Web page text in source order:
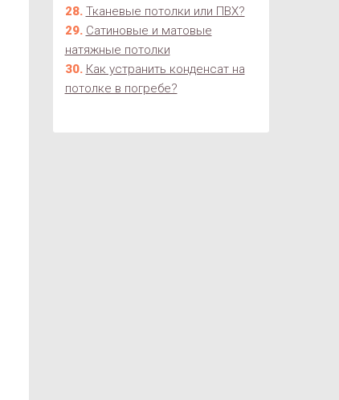
Тканевые потолки или ПВХ?
Сатиновые и матовые
натяжные потолки
Как устранить конденсат на
потолке в погребе?